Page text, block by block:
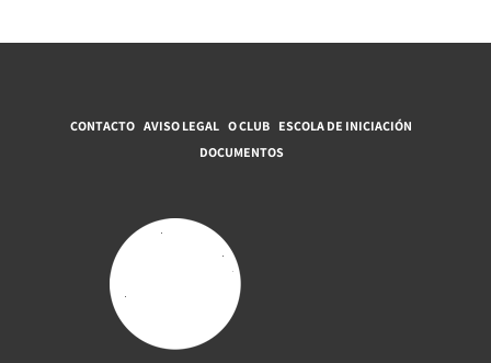
CONTACTO AVISO LEGAL O CLUB ESCOLA DE INICIACIÓN
DOCUMENTOS